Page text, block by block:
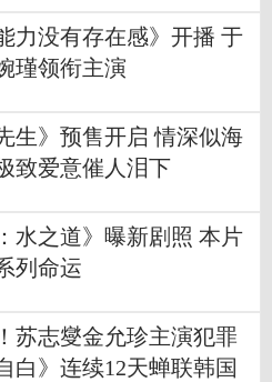
力没有存在感》开播 于
瑾领衔主演
生》预售开启 情深似海
致爱意催人泪下
水之道》曝新剧照 本片
列命运
苏志燮金允珍主演犯罪
白》连续12天蝉联韩国